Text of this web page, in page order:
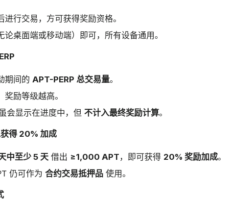
进行交易，方可获得奖励资格。
论桌面端或移动端）即可，所有设备通用。
期间的 APT-PERP 总交易量。
奖励等级越高。
会显示在进度中，但 不计入最终奖励计算。
得 20% 加成
中至少 5 天 借出 ≥1,000 APT ，即可获得 20% 奖励加成。
仍可作为 合约交易抵押品 使用。